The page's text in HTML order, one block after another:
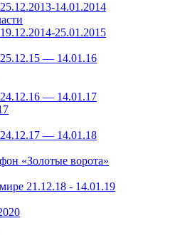
14.01.2014
25.01.2015
25.12.15 — 14.01.16
24.12.16 — 14.01.17
24.12.17 — 14.01.18
«Золотые ворота»
21.12.18 - 14.01.19